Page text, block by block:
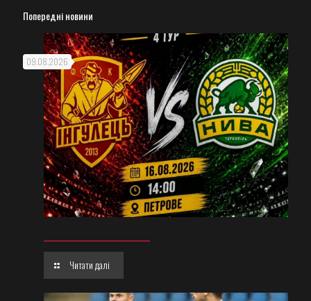
Попередні новини
09.08.2026
Читати далі